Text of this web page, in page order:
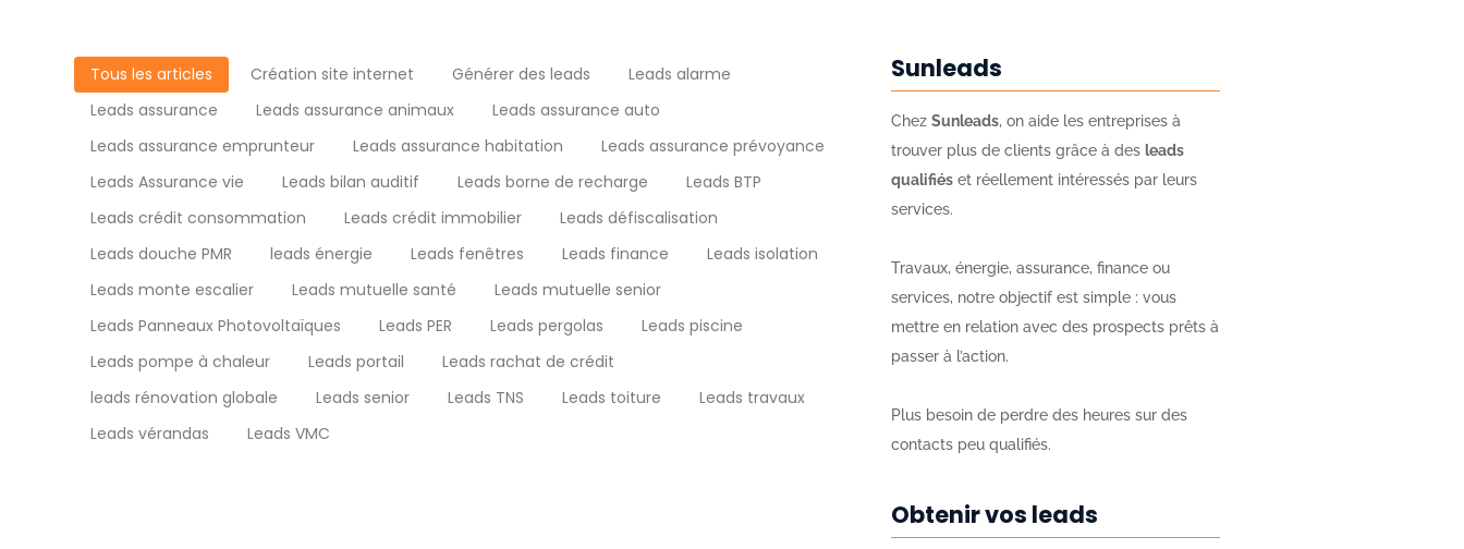
Tous les articles Création site internet Générer des leads
Leads alarme
Leads assurance
Leads assurance animaux
Leads assurance auto
Leads assurance emprunteur
Leads assurance habitation
Leads assurance prévoyance
Leads Assurance vie
Leads bilan auditif Leads borne de recharge
Leads BTP
Leads crédit consommation
Leads crédit immobilier
Leads défiscalisation
Leads douche PMR
leads énergie Leads fenêtres Leads finance
Leads isolation
Leads monte escalier
Leads mutuelle santé
Leads mutuelle senior
Leads Panneaux Photovoltaïques
Leads PER Leads pergolas
Leads piscine
Leads pompe à chaleur
Leads portail
Leads rachat de crédit
leads rénovation globale
Leads senior Leads TNS Leads toiture
Leads travaux
Leads vérandas
Leads VMC
Sunleads
Chez Sunleads, on aide les entreprises à
trouver plus de clients grâce à des leads
qualifiés et réellement intéressés par leurs
services.
Travaux, énergie, assurance, finance ou
services, notre objectif est simple : vous
mettre en relation avec des prospects prêts à
passer à l’action.
Plus besoin de perdre des heures sur des
contacts peu qualifiés.
Obtenir vos leads